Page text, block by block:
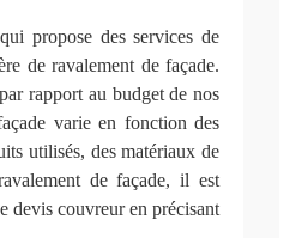
propose des services de
de ravalement de façade.
rapport au budget de nos
varie en fonction des
utilisés, des matériaux de
de façade, il est
devis couvreur en précisant